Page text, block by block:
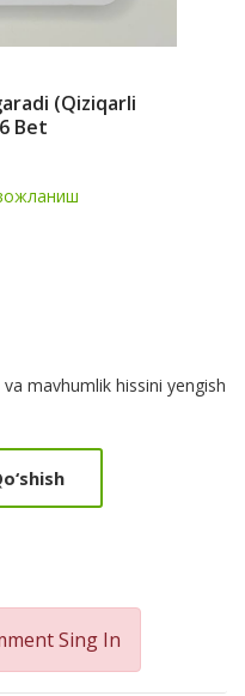
(qiziqarli
Bet
mavhumlik hissini yengish
Sing In